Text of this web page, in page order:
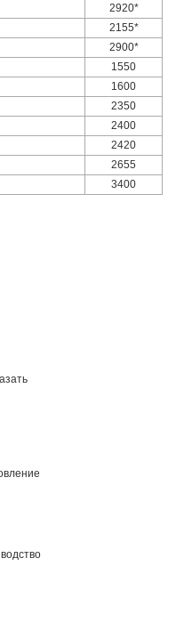
2920*
2155*
2900*
1550
1600
2350
2400
2420
2655
3400